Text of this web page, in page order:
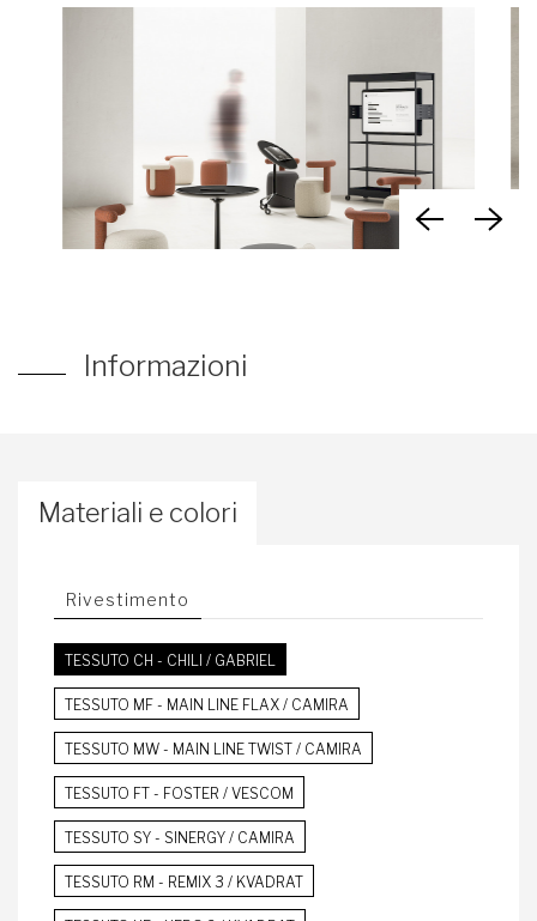
Informazioni
Materiali e colori
Rivestimento
TESSUTO CH - CHILI / GABRIEL
TESSUTO MF - MAIN LINE FLAX / CAMIRA
TESSUTO MW - MAIN LINE TWIST / CAMIRA
TESSUTO FT - FOSTER / VESCOM
TESSUTO SY - SINERGY / CAMIRA
TESSUTO RM - REMIX 3 / KVADRAT